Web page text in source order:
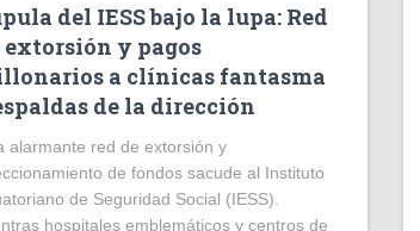
del IESS bajo la lupa: Red
extorsión y pagos
a clínicas fantasma
de la dirección
alarmante red de extorsión y
de fondos sacude al Instituto
de Seguridad Social (IESS).
hospitales emblemáticos y centros de